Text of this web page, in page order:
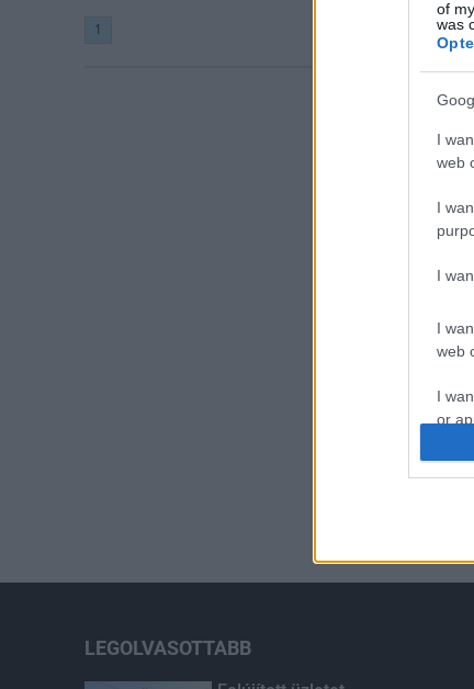
of
was
I
web
I
I
I
web
I
or
I
I
1
LEGOLVASOTTABB